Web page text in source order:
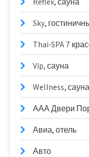
Sky,
Thai-SPA 7
Vip, сауна
Wellness, сауна
ААА Двери
Авиа, отель
Авто